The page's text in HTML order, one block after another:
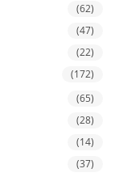
(62)
(47)
(22)
(172)
(65)
(28)
(14)
(37)